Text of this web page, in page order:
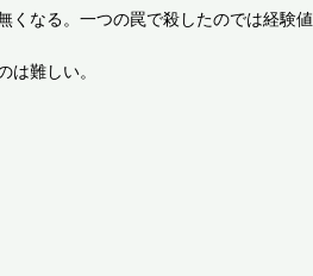
くなる。一つの罠で殺したのでは経験値
難しい。